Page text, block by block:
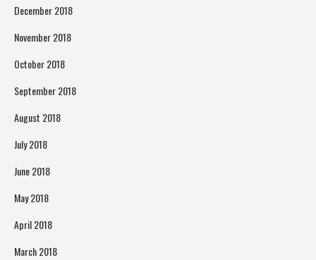
December 2018
November 2018
October 2018
September 2018
August 2018
July 2018
June 2018
May 2018
April 2018
March 2018